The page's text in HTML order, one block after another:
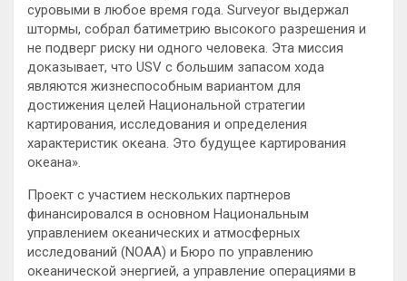
суровыми в любое время года. Surveyor выдержал
штормы, собрал батиметрию высокого разрешения и
не подверг риску ни одного человека. Эта миссия
доказывает, что USV с большим запасом хода
являются жизнеспособным вариантом для
достижения целей Национальной стратегии
картирования, исследования и определения
характеристик океана. Это будущее картирования
океана».
Проект с участием нескольких партнеров
финансировался в основном Национальным
управлением океанических и атмосферных
исследований (NOAA) и Бюро по управлению
океанической энергией, а управление операциями в